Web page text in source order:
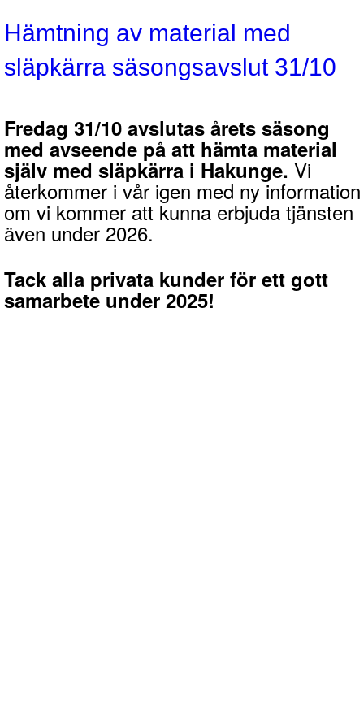
Hämtning av material med
släpkärra säsongsavslut 31/10
Fredag 31/10 avslutas årets säsong
med avseende på att hämta material
själv med släpkärra i Hakunge. Vi
återkommer i vår igen med ny information
om vi kommer att kunna erbjuda tjänsten
även under 2026.
Tack alla privata kunder för ett gott
samarbete under 2025!